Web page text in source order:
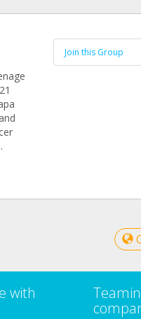
Join this Group
with